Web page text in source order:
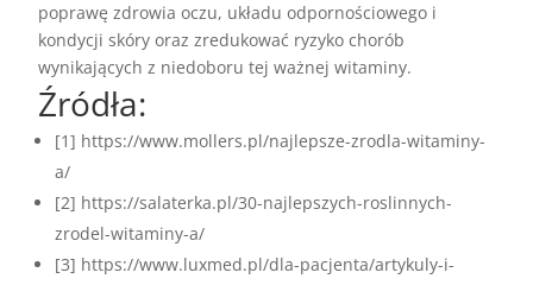
poprawę zdrowia oczu, układu odpornościowego i
kondycji skóry oraz zredukować ryzyko chorób
wynikających z niedoboru tej ważnej witaminy.
Źródła:
[1] https://www.mollers.pl/najlepsze-zrodla-witaminy-
a/
[2] https://salaterka.pl/30-najlepszych-roslinnych-
zrodel-witaminy-a/
[3] https://www.luxmed.pl/dla-pacjenta/artykuly-i-